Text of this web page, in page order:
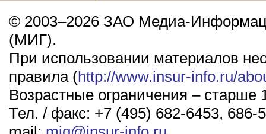
© 2003–2026 ЗАО Медиа-
(МИГ).
При использовании материалов
правила (http://www.insur-info.ru/
Возрастные ограничения – старше
Тел. / факс: +7 (495) 682-6453, 686-